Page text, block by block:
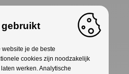
gebruikt
website je de beste
cookies zijn noodzakelijk
werken. Analytische